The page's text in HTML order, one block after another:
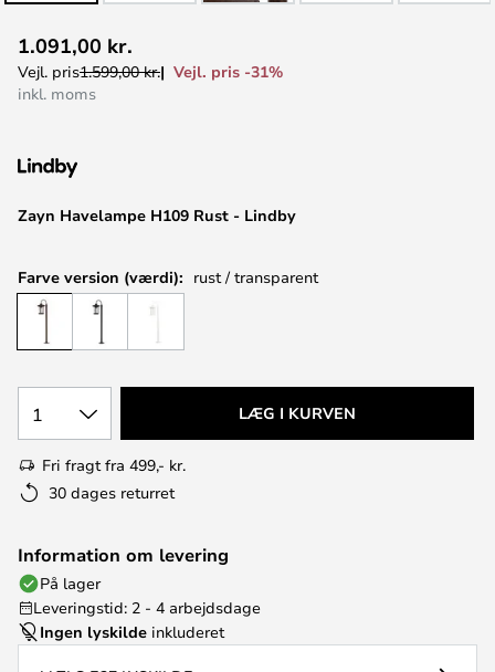
til
starten
Zayn Havelampe H109 Rust - Lindby
1.091,00 kr.
Vejl. pris1.599,00 kr.
Vejl. pris -31%
inkl. moms
Farve version (værdi): rust / transparent
1 LÆG I KURVEN
Fri fragt fra 499,- kr.
30 dages returret
Information om levering
På lager
Leveringstid: 2 - 4 arbejdsdage
Ingen lyskilde inkluderet